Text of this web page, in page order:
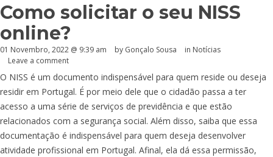
Como solicitar o seu NISS
online?
01 Novembro, 2022 @ 9:39 am by Gonçalo Sousa in Notícias
Leave a comment
O NISS é um documento indispensável para quem reside ou deseja
residir em Portugal. É por meio dele que o cidadão passa a ter
acesso a uma série de serviços de previdência e que estão
relacionados com a segurança social. Além disso, saiba que essa
documentação é indispensável para quem deseja desenvolver
atividade profissional em Portugal. Afinal, ela dá essa permissão,